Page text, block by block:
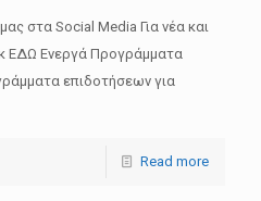
Social Media Για νέα και
ΕΔΩ Ενεργά Προγράμματα
επιδοτήσεων για
Read more